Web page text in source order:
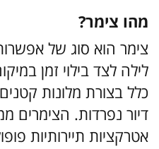
מהו צימר?
צימר הוא סוג של
לילה לצד בילוי זמן
כלל בצורת מלונות
דיור נפרדות. הצימרים
אטרקציות תיירותיות